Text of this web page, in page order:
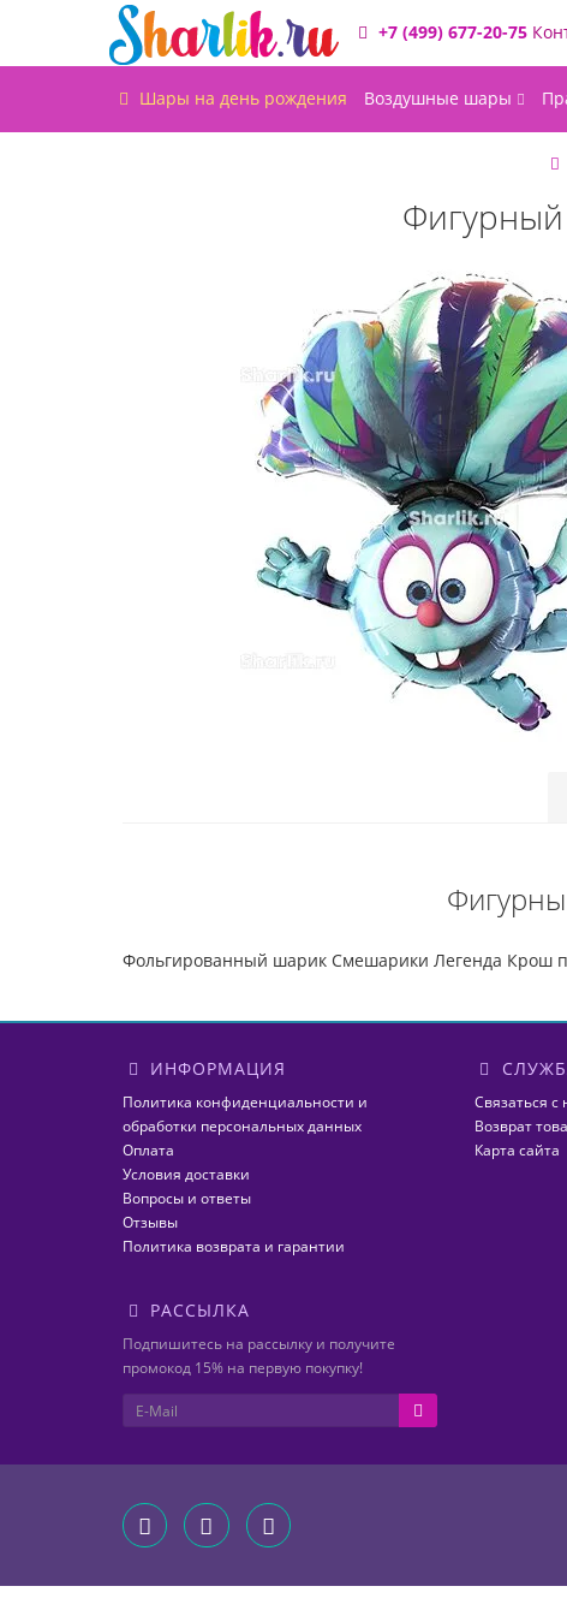
+7 (499) 677-20-75
Шары на день рождения Воздушные шары
Фольгированный шарик Смешарики Легенда Крош
ИНФОРМАЦИЯ
Политика конфиденциальности и
обработки персональных данных
Оплата
Условия доставки
Вопросы и ответы
Отзывы
Политика возврата и гарантии
Связаться с
Возврат
Карта сайта
РАССЫЛКА
Подпишитесь на рассылку и получите
промокод 15% на первую покупку!